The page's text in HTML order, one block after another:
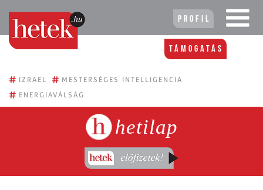
Profil
Támogatás
# IZRAEL # MESTERSÉGES INTELLIGENCIA
# ENERGIAVÁLSÁG
hetilap